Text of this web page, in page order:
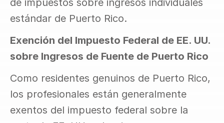
de impuestos sobre ingresos individuales
estándar de Puerto Rico.
Exención del Impuesto Federal de EE. UU.
sobre Ingresos de Fuente de Puerto Rico
Como residentes genuinos de Puerto Rico,
los profesionales están generalmente
exentos del impuesto federal sobre la